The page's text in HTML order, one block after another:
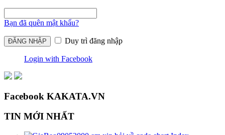
Bạn đã quên mật khẩu?
Duy trì đăng nhập
Login with Facebook
Facebook KAKATA.VN
TIN MỚI NHẤT